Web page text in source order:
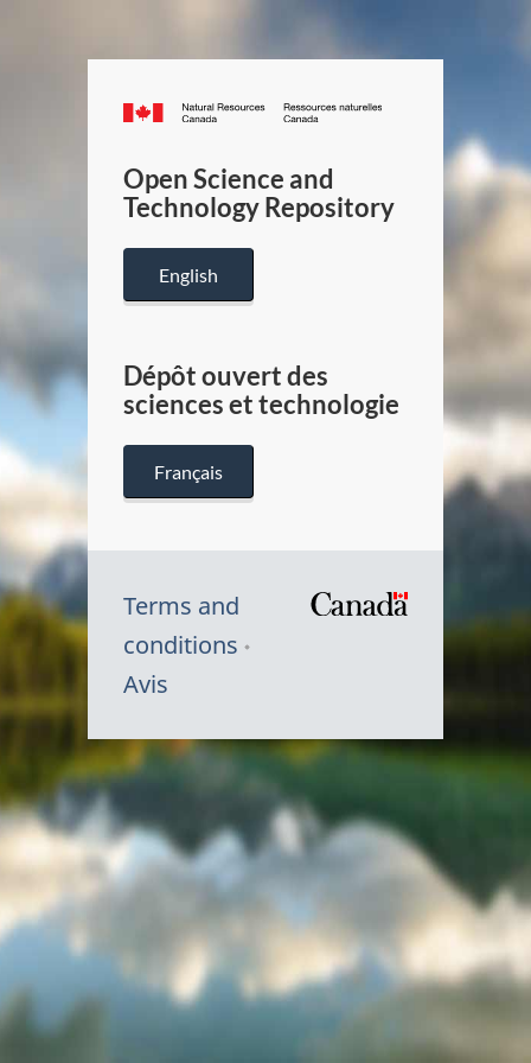
Canada.ca
/
Canada
Open Science and
Technology Repository
English
Dépôt ouvert des
sciences et technologie
Français
Terms and
conditions
Avis
Symbole
du